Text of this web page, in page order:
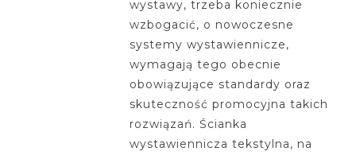
wystawy, trzeba koniecznie
wzbogacić, o nowoczesne
systemy wystawiennicze,
wymagają tego obecnie
obowiązujące standardy oraz
skuteczność promocyjna takich
rozwiązań. Ścianka
wystawiennicza tekstylna, na